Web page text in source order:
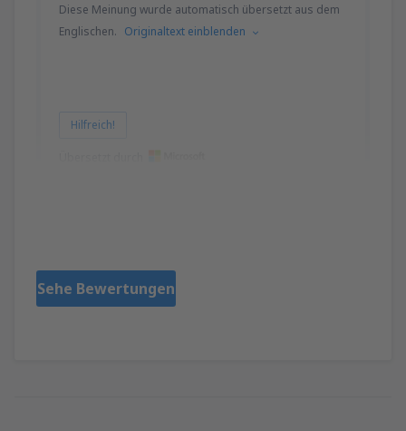
Diese Meinung wurde automatisch übersetzt aus dem
Englischen. Originaltext einblenden
Hilfreich!
Sehe Bewertungen